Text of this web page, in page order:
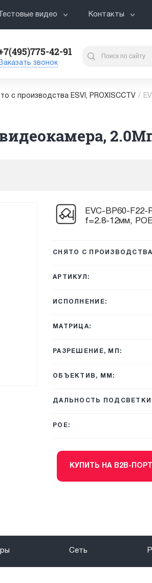
Тестовые видео Контакты
42-91
звонок
с производства ESVI, PROXISCCTV /
EVC-BP60-F22-
f=2.8-12мм,
СНЯТО С
АРТИКУЛ:
ИСПОЛНЕНИЕ:
МАТРИЦА:
РАЗРЕШЕНИЕ, МП:
ОБЪЕКТИВ, ММ:
ДАЛЬНОСТЬ
POE:
КУПИТЬ НА B2B-
Сеть